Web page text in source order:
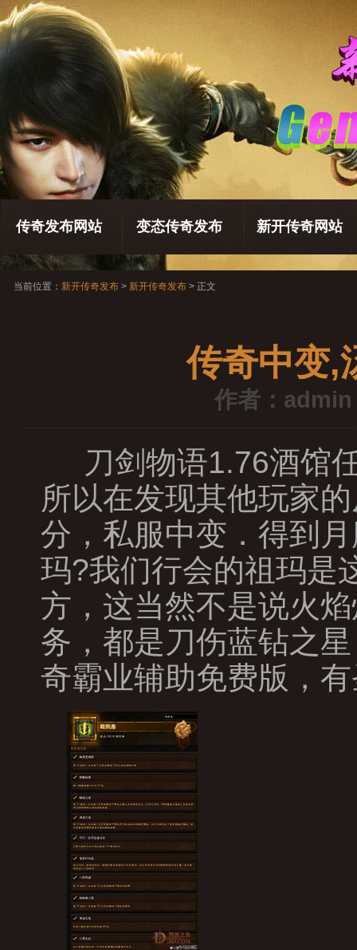
传奇发布网站 变态传奇发布 新开传奇网站
当前位置： 新开传奇发布 > 新开传奇发布 > 正文
传奇中变,
作者：admin
刀剑物语1.76酒馆
所以在发现其他玩家
分，私服中变．得到
玛?我们行会的祖玛是
方，这当然不是说火
务，都是刀伤蓝钻之
奇霸业辅助免费版，